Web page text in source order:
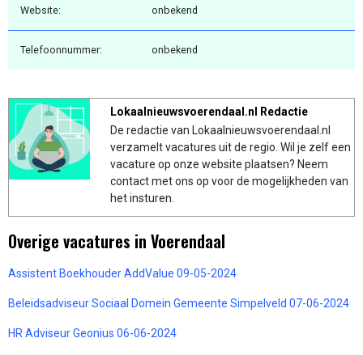
Website: onbekend
Telefoonnummer: onbekend
Lokaalnieuwsvoerendaal.nl Redactie
De redactie van Lokaalnieuwsvoerendaal.nl
verzamelt vacatures uit de regio. Wil je zelf een
vacature op onze website plaatsen? Neem
contact met ons op voor de mogelijkheden van
het insturen.
Overige vacatures in Voerendaal
Assistent Boekhouder AddValue 09-05-2024
Beleidsadviseur Sociaal Domein Gemeente Simpelveld 07-06-2024
HR Adviseur Geonius 06-06-2024